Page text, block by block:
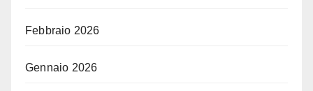
Febbraio 2026
Gennaio 2026